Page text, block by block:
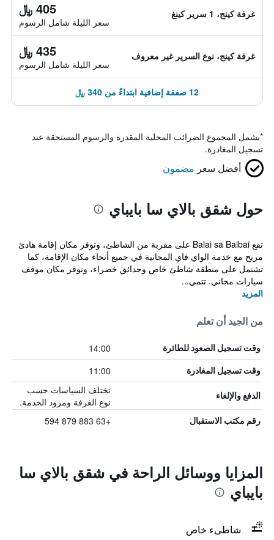
غرفة كينج، 1 سرير كينغ 405 ﷼
سعر الليلة شامل الرسوم
غرفة كينج، نوع السرير غير معروف 435 ﷼
سعر الليلة شامل الرسوم
12 صفقة إضافية ابتداءً من 340 ﷼
*يشمل المجموع الضرائب المحلية المقدرة والرسوم المستحقة عند
تسجيل المغادرة.
أفضل سعر مضمون
حول شقق بالاي سا بايباي
تقع Balai sa Baibai على مقربة من الشاطئ، وتوفر مكان إقامة هادئ
مريح مع خدمة الواي فاي المجانية في جميع أنحاء مكان الإقامة، كما
تشتمل على منطقة شاطئ خاص وحدائق خضراء، وتوفر مكان موقف
سيارات مجاني. تتمي...
المزيد
من الجيد أن تعلم
وقت تسجيل الصعود للطائرة 14:00
وقت تسجيل المغادرة 11:00
الدفع والإلغاء
تختلف السياسات حسب
نوع الغرفة ومزود الخدمة.
رقم مكتب الاستقبال +63 883 879 594
المزايا ووسائل الراحة في شقق بالاي سا
بايباي
شاطىء خاص